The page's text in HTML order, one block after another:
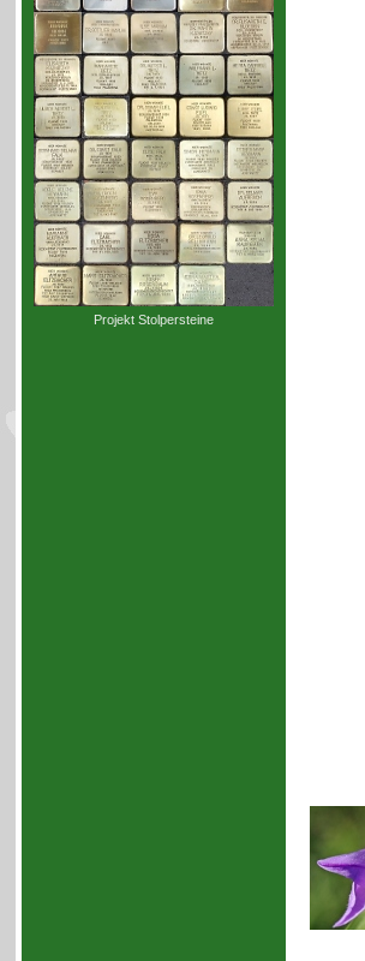
Projekt Stolpersteine